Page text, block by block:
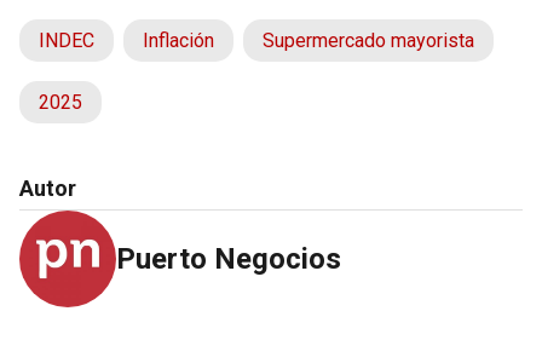
INDEC Inflación Supermercado mayorista
2025
Autor
Puerto Negocios